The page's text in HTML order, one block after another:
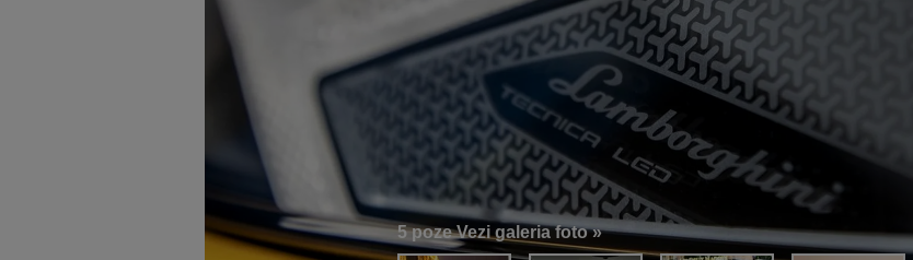
5 pozeVezi galeria foto »